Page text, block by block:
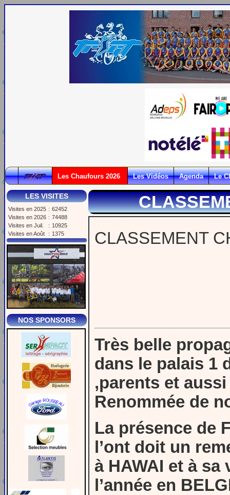
Les Chaufours 2026 Les Vidéos Agenda Le
LES VISITES
Visites en 2025 : 62452
Visites en 2026 : 74488
Visites en Juil.
: 10925
Visites en Août
: 1375
NOS SPONSORS
CLASSEMENT
Très belle
dans le palais 1
,parents et
Renommée de
La présence de
l’ont doit un
à HAWAI et à
l’année en